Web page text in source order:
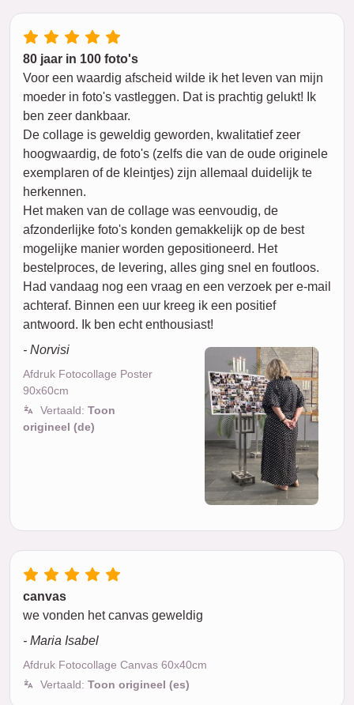
80 jaar in 100 foto's
Voor een waardig afscheid wilde ik het leven van mijn
moeder in foto's vastleggen. Dat is prachtig gelukt! Ik
ben zeer dankbaar.
De collage is geweldig geworden, kwalitatief zeer
hoogwaardig, de foto's (zelfs die van de oude originele
exemplaren of de kleintjes) zijn allemaal duidelijk te
herkennen.
Het maken van de collage was eenvoudig, de
afzonderlijke foto's konden gemakkelijk op de best
mogelijke manier worden gepositioneerd. Het
bestelproces, de levering, alles ging snel en foutloos.
Had vandaag nog een vraag en een verzoek per e-mail
achteraf. Binnen een uur kreeg ik een positief
antwoord. Ik ben echt enthousiast!
- Norvisi
Afdruk Fotocollage Poster
90x60cm
Vertaald: Toon
origineel (de)
canvas
we vonden het canvas geweldig
- Maria Isabel
Afdruk Fotocollage Canvas 60x40cm
Vertaald: Toon origineel (es)